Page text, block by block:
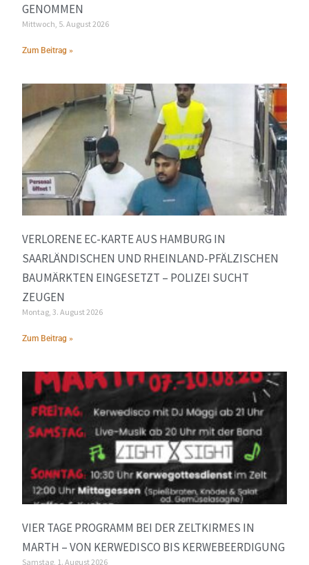
GENOMMEN
Mittwoch, 5. August 2026
Zum Beitrag »
VERLORENE EC-KARTE AUS HAMBURG IN
SAARLÄNDISCHEN UND RHEINLAND-PFÄLZISCHEN
BAUMÄRKTEN EINGESETZT – POLIZEI SUCHT
ZEUGEN
Montag, 3. August 2026
Zum Beitrag »
VIER TAGE PROGRAMM BEI DER ZELTKIRMES IN
MARTH – VON KERWEDISCO BIS KERWEBEERDIGUNG
Samstag, 1. August 2026